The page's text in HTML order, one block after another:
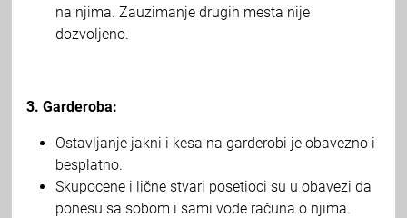
na njima. Zauzimanje drugih mesta nije
dozvoljeno.
3. Garderoba:
Ostavljanje jakni i kesa na garderobi je obavezno i
besplatno.
Skupocene i lične stvari posetioci su u obavezi da
ponesu sa sobom i sami vode računa o njima.